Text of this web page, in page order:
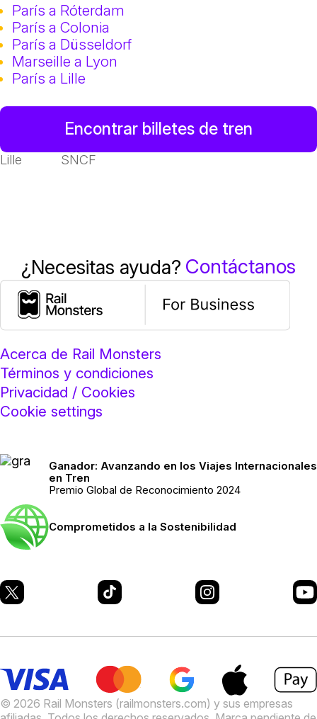
París a Róterdam
París a Colonia
París a Düsseldorf
Marseille a Lyon
París a Lille
Encontrar billetes de tren
Lille SNCF
¿Necesitas ayuda? Contáctanos
Acerca de Rail Monsters
Términos y condiciones
Privacidad / Cookies
Cookie settings
Ganador: Avanzando en los Viajes Internacionales
en Tren
Premio Global de Reconocimiento 2024
Comprometidos a la Sostenibilidad
© 2026 Rail Monsters (railmonsters.com) y sus empresas